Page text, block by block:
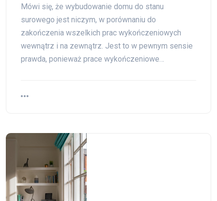
Mówi się, że wybudowanie domu do stanu
surowego jest niczym, w porównaniu do
zakończenia wszelkich prac wykończeniowych
wewnątrz i na zewnątrz. Jest to w pewnym sensie
prawda, ponieważ prace wykończeniowe…